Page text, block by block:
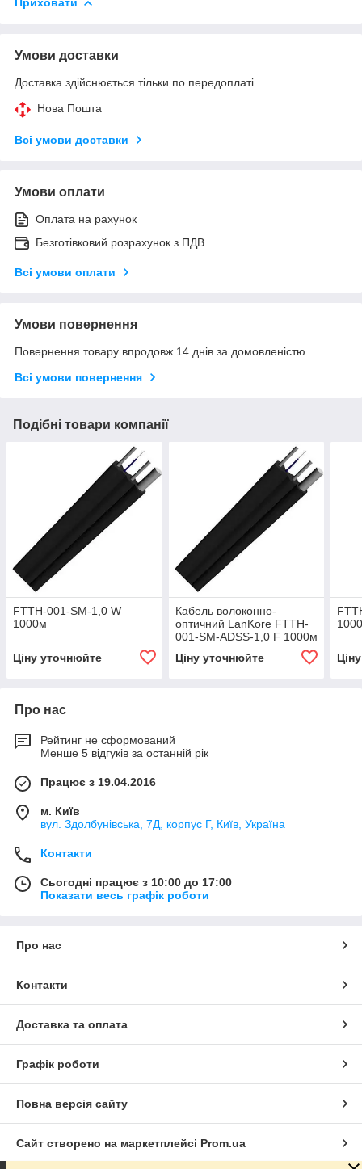
Умови доставки
Доставка здійснюється тільки по передоплаті.
Нова Пошта
Всі умови доставки
Умови оплати
Оплата на рахунок
Безготівковий розрахунок з ПДВ
Всі умови оплати
Умови повернення
Повернення товару впродовж 14 днів за домовленістю
Всі умови повернення
Подібні товари компанії
FTTH-001-SM-1,0 W
1000м
Ціну уточнюйте
Кабель волоконно-
оптичний LanKore FTTH-
001-SM-ADSS-1,0 F 1000м
Ціну уточнюйте
Про нас
Рейтинг не сформований
Менше 5 відгуків за останній рік
Працює з 19.04.2016
м. Київ
вул. Здолбунівська, 7Д, корпус Г, Київ, Україна
Контакти
Сьогодні працює з 10:00 до 17:00
Показати весь графік роботи
Про нас
Контакти
Доставка та оплата
Графік роботи
Повна версія сайту
Сайт створено на маркетплейсі Prom.ua